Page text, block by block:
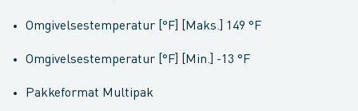
Omgivelsestemperatur [°F] [Maks.] 149 °F
Omgivelsestemperatur [°F] [Min.] -13 °F
Pakkeformat Multipak